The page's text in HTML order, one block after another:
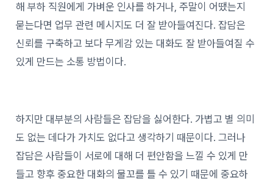
해 부하 직원에게 가벼운 인사를 하거나, 주말이 어땠는지
묻는다면 업무 관련 메시지도 더 잘 받아들여진다. 잡담은
신뢰를 구축하고 보다 무게감 있는 대화도 잘 받아들여질 수
있게 만드는 소통 방법이다.
하지만 대부분의 사람들은 잡담을 싫어한다. 가볍고 별 의미
도 없는 데다가 가치도 없다고 생각하기 때문이다. 그러나
잡담은 사람들이 서로에 대해 더 편안함을 느낄 수 있게 만
들고 향후 중요한 대화의 물꼬를 틀 수 있기 때문에 중요하